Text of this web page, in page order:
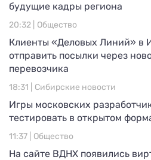
будущие кадры региона
20:32 | Общество
Клиенты «Деловых Линий» в
отправить посылки через
перевозчика
18:31 | Сибирские новости
Игры московских
тестировать в открытом
11:37 | Общество
На сайте ВДНХ появились